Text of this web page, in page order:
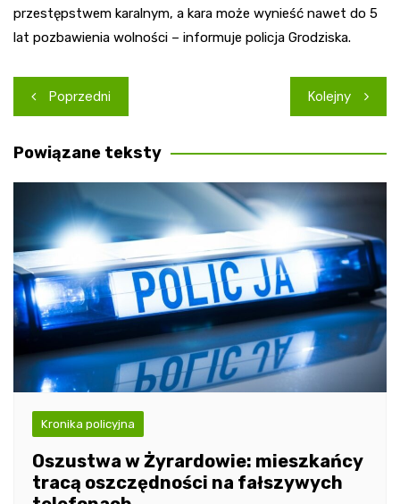
przestępstwem karalnym, a kara może wynieść nawet do 5
lat pozbawienia wolności – informuje policja Grodziska.
Nawigacja
wpisu
Poprzedni Kolejny
Powiązane teksty
Kronika policyjna
Oszustwa w Żyrardowie: mieszkańcy
tracą oszczędności na fałszywych